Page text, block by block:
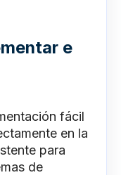
e
fácil
en la
para
de